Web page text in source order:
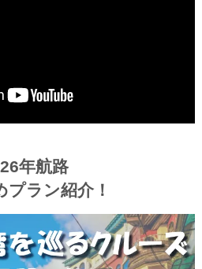
年航路
プラン紹介！